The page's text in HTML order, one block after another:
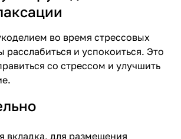
во время стрессовых
расслабиться и успокоиться. Это
со стрессом и улучшить
вкладка, для размещения